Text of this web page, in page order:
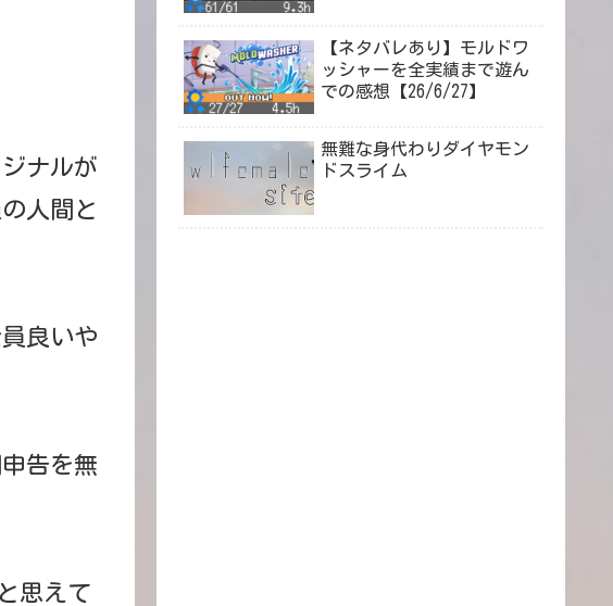
ナルが
人間と
良いや
告を無
思えて
【ネタバレあり】モルドワ
ッシャーを全実績まで遊ん
での感想【26/6/27】
無難な身代わりダイヤモン
ドスライム